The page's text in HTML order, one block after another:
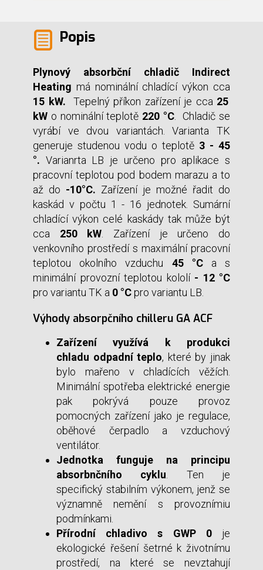
Popis
Plynový absorbční chladič Indirect
Heating má nominální chladící výkon cca
15 kW. Tepelný příkon zařízení je cca25
kW o nominální teplotě 220 °C. Chladič se
vyrábí ve dvou variantách. Varianta TK
generuje studenou vodu o teplotě 3 - 45
°. Varianrta LB je určeno pro aplikace s
pracovní teplotou pod bodem marazu a to
až do -10°C. Zařízení je možné řadit do
kaskád v počtu 1 - 16 jednotek. Sumární
chladící výkon celé kaskády tak může být
cca 250 kW. Zařízení je určeno do
venkovního prostředí s maximální pracovní
teplotou okolního vzduchu 45 °Ca s
minimální provozní teplotou kololí - 12 °C
pro variantu TK a 0 °Cpro variantu LB.
Výhody absorpčního chilleru GA ACF
Zařízení využívá k produkci
chladu odpadní teplo, které by jinak
bylo mařeno v chladících věžích.
Minimální spotřeba elektrické energie
pak pokrývá pouze provoz
pomocných zařízení jako je regulace,
oběhové čerpadlo a vzduchový
ventilátor.
Jednotka funguje na principu
absorbnčního cyklu . Ten je
specifický stabilním výkonem, jenž se
významně nemění s provoznímiu
podmínkami.
Přírodní chladivo s GWP 0je
ekologické řešení šetrné k životnímu
prostředí, na které se nevztahují